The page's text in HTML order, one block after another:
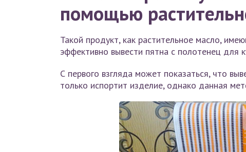
помощью
Такой продукт, как растительное масло,
эффективно вывести пятна с полотенец для
С первого взгляда может показаться, что
только испортит изделие, однако данная